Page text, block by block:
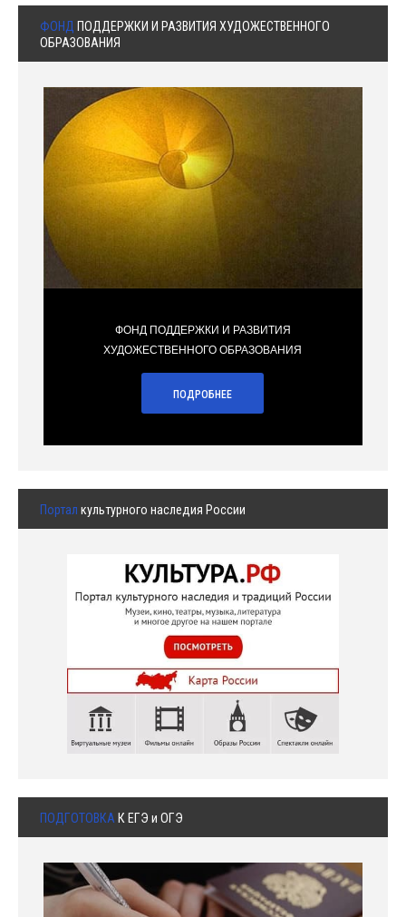
ФОНД ПОДДЕРЖКИ И РАЗВИТИЯ ХУДОЖЕСТВЕННОГО
ОБРАЗОВАНИЯ
ФОНД ПОДДЕРЖКИ И РАЗВИТИЯ
ХУДОЖЕСТВЕННОГО ОБРАЗОВАНИЯ
ПОДРОБНЕЕ
Портал культурного наследия России
ПОДГОТОВКА К ЕГЭ и ОГЭ